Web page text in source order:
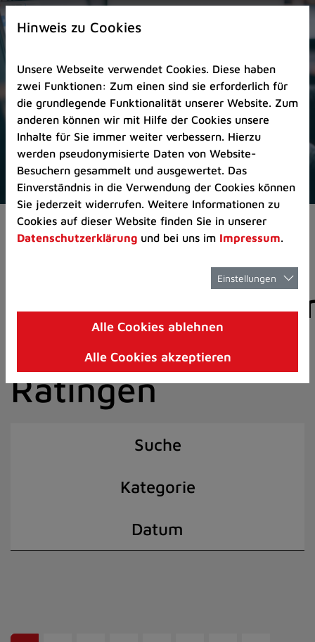
Zur
Startseite
Zum
Seitenanfang
springen
(Schnelltaste
A)
Zur
Navigation/Menü
springen
(Schnelltaste
M)
Zur
8)
I)
Aktuelles Pressemitteilungen
der Stadt
Ratingen
Suche
Kategorie
Datum
Hinweis zu Cookies
Unsere Webseite verwendet Cookies. Diese haben
zwei Funktionen: Zum einen sind sie erforderlich für
die grundlegende Funktionalität unserer Website. Zum
anderen können wir mit Hilfe der Cookies unsere
Inhalte für Sie immer weiter verbessern. Hierzu
werden pseudonymisierte Daten von Website-
Besuchern gesammelt und ausgewertet. Das
Einverständnis in die Verwendung der Cookies können
Sie jederzeit widerrufen. Weitere Informationen zu
Cookies auf dieser Website finden Sie in unserer
Datenschutzerklärung und bei uns im Impressum.
Einstellungen
Alle Cookies ablehnen
Alle Cookies akzeptieren